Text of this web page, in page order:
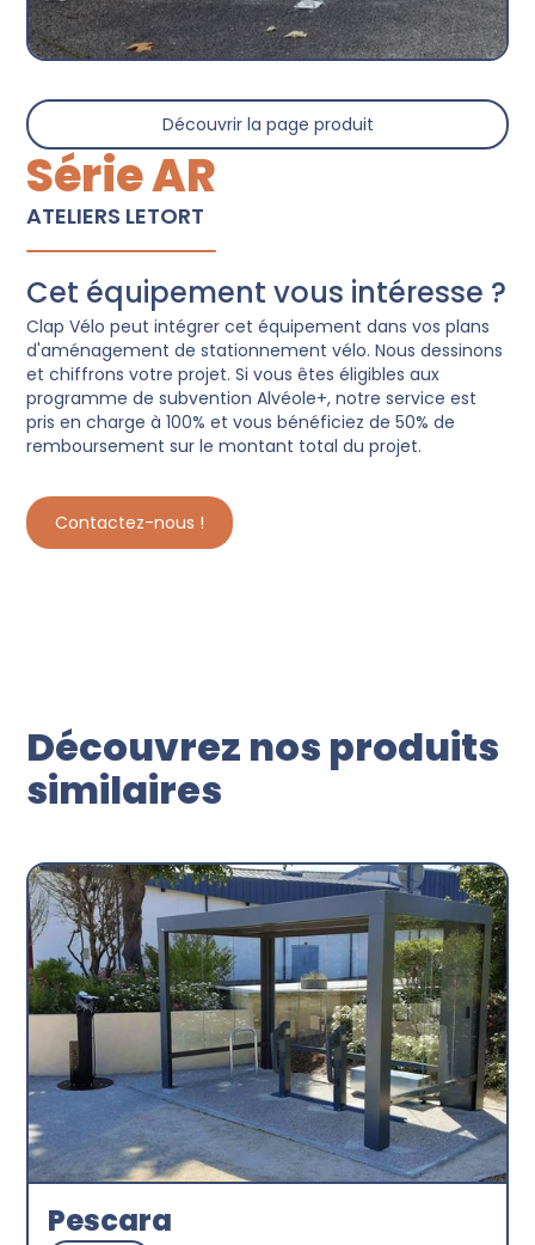
Découvrir la page produit
Série AR
ATELIERS LETORT
Cet équipement vous intéresse ?
Clap Vélo peut intégrer cet équipement dans vos plans
d'aménagement de stationnement vélo. Nous dessinons
et chiffrons votre projet. Si vous êtes éligibles aux
programme de subvention Alvéole+, notre service est
pris en charge à 100% et vous bénéficiez de 50% de
remboursement sur le montant total du projet.
Contactez-nous !
Découvrez nos produits
similaires
Pescara